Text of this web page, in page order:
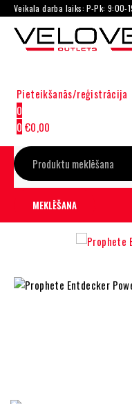
Veikala darba laiks: P-Pk: 9:00-
Pieteikšanās/reģistrācija
0
0 €0,00